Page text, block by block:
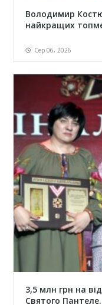
Володимир
найкращих
Сер 06, 2026
3,5 млн грн на
Святого